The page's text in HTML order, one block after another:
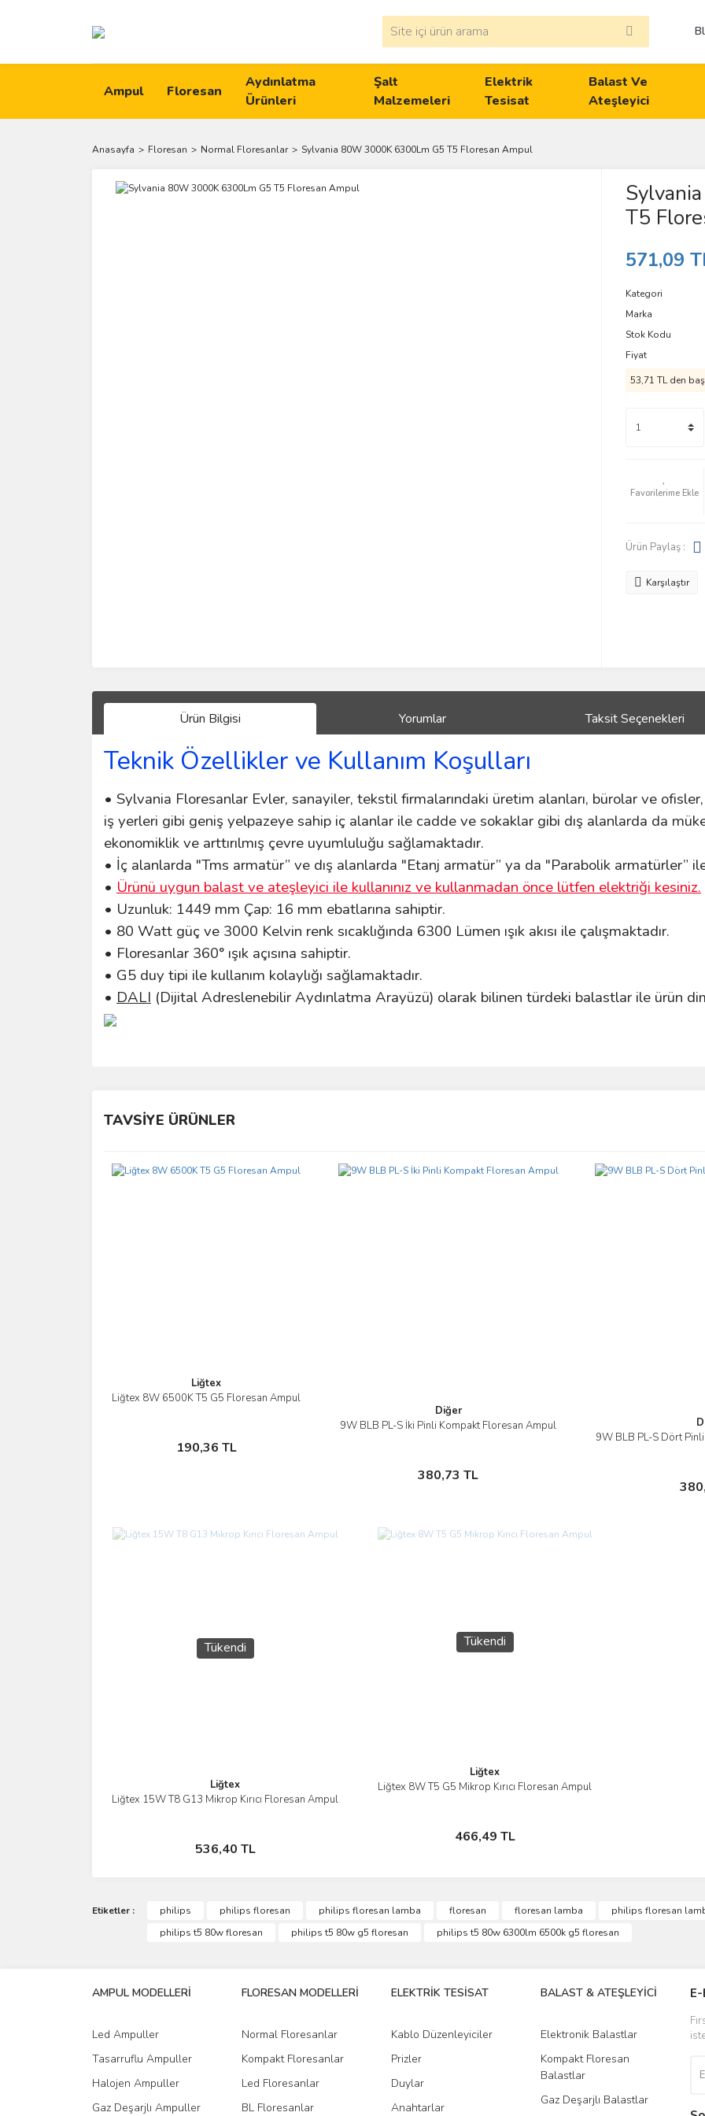
Ampul Floresan
Aydınlatma
Ürünleri
Şalt
Malzemeleri
Elektrik
Tesisat
Balast Ve
Ateşleyici
Anasayfa Floresan Normal Floresanlar Sylvania 80W 3000K 6300Lm G5 T5 Floresan Ampul
T5
571,09
Kategori
Marka
Stok Kodu
Fiyat
53,71 TL den
Ürün Paylaş :
Karşılaştır
Ürün Bilgisi Yorumlar Taksit Seçenekleri
Teknik Özellikler ve Kullanım Koşulları
• Sylvania Floresanlar Evler, sanayiler, tekstil firmalarındaki üretim alanları, bürolar ve
iş yerleri gibi geniş yelpazeye sahip iç alanlar ile cadde ve sokaklar gibi dış alanlarda da
ekonomiklik ve arttırılmış çevre uyumluluğu sağlamaktadır.
• İç alanlarda "Tms armatür” ve dış alanlarda "Etanj armatür” ya da "Parabolik armatürler”
• Ürünü uygun balast ve ateşleyici ile kullanınız ve kullanmadan önce lütfen elektriği kesiniz.
• Uzunluk: 1449 mm Çap: 16 mm ebatlarına sahiptir.
• 80 Watt güç ve 3000 Kelvin renk sıcaklığında 6300 Lümen ışık akısı ile çalışmaktadır.
• Floresanlar 360° ışık açısına sahiptir.
• G5 duy tipi ile kullanım kolaylığı sağlamaktadır.
• DALI (Dijital Adreslenebilir Aydınlatma Arayüzü) olarak bilinen türdeki balastlar ile ürün
TAVSİYE ÜRÜNLER
Liğtex
Liğtex 8W 6500K T5 G5 Floresan Ampul
190,36 TL
İncele
Sepete Ekle
Diğer
9W BLB PL-S İki Pinli Kompakt Floresan Ampul
380,73 TL
İncele
Sepete Ekle
9W BLB PL-S Dört
Tükendi
Liğtex
Liğtex 15W T8 G13 Mikrop Kırıcı Floresan Ampul
536,40 TL
İncele
Stokta Yok
Tükendi
Liğtex
Liğtex 8W T5 G5 Mikrop Kırıcı Floresan Ampul
466,49 TL
İncele
Stokta Yok
Etiketler : philips philips floresan philips floresan lamba floresan floresan lamba philips floresan
philips t5 80w floresan
philips t5 80w g5 floresan philips t5 80w 6300lm 6500k g5 floresan
AMPUL MODELLERİ
Led Ampuller
Tasarruflu Ampuller
Halojen Ampuller
Gaz Deşarjlı Ampuller
FLORESAN MODELLERİ
Normal Floresanlar
Kompakt Floresanlar
Led Floresanlar
BL Floresanlar
ELEKTRİK TESİSAT
Kablo Düzenleyiciler
Prizler
Duylar
Anahtarlar
BALAST & ATEŞLEYİCİ
Elektronik Balastlar
Kompakt Floresan
Balastlar
Gaz Deşarjlı Balastlar